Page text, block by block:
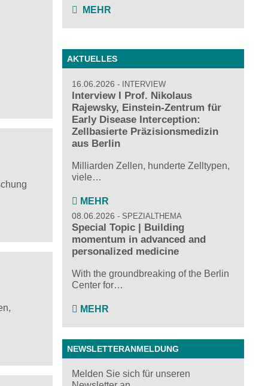
MEHR
AKTUELLES
16.06.2026 INTERVIEW
Interview I Prof. Nikolaus
Rajewsky, Einstein-Zentrum für
Early Disease Interception:
Zellbasierte Präzisionsmedizin
aus Berlin
Milliarden Zellen, hunderte Zelltypen,
viele…
MEHR
08.06.2026 SPEZIALTHEMA
Special Topic | Building
momentum in advanced and
personalized medicine
With the groundbreaking of the Berlin
Center for…
MEHR
NEWSLETTERANMELDUNG
Melden Sie sich für unseren